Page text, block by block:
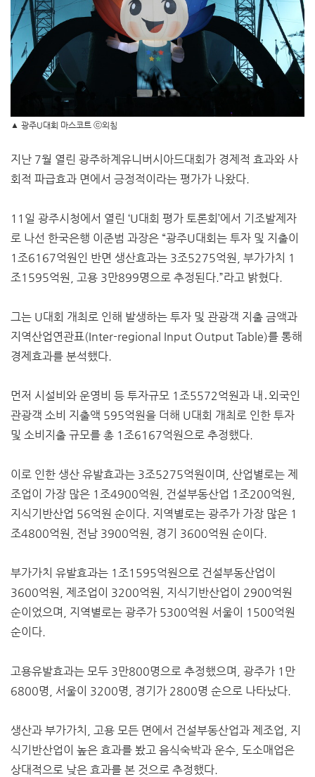
▲ 광주U대회 마스코트 ⓒ외침
지난 7월 열린 광주하계유니버시아드대회가 경제적 효과와 사
회적 파급효과 면에서 긍정적이라는 평가가 나왔다.
11일 광주시청에서 열린 ‘U대회 평가 토론회’에서 기조발제자
로 나선 한국은행 이준범 과장은 “광주U대회는 투자 및 지출이
1조6167억원인 반면 생산효과는 3조5275억원, 부가가치 1
조1595억원, 고용 3만899명으로 추정된다.”라고 밝혔다.
그는 U대회 개최로 인해 발생하는 투자 및 관광객 지출 금액과
지역산업연관표(Inter-regional Input Output Table)를 통해
경제효과를 분석했다.
먼저 시설비와 운영비 등 투자규모 1조5572억원과 내․외국인
관광객 소비 지출액 595억원을 더해 U대회 개최로 인한 투자
및 소비지출 규모를 총 1조6167억원으로 추정했다.
이로 인한 생산 유발효과는 3조5275억원이며, 산업별로는 제
조업이 가장 많은 1조4900억원, 건설부동산업 1조200억원,
지식기반산업 56억원 순이다. 지역별로는 광주가 가장 많은 1
조4800억원, 전남 3900억원, 경기 3600억원 순이다.
부가가치 유발효과는 1조1595억원으로 건설부동산업이
3600억원, 제조업이 3200억원, 지식기반산업이 2900억원
순이었으며, 지역별로는 광주가 5300억원 서울이 1500억원
순이다.
고용유발효과는 모두 3만800명으로 추정했으며, 광주가 1만
6800명, 서울이 3200명, 경기가 2800명 순으로 나타났다.
생산과 부가가치, 고용 모든 면에서 건설부동산업과 제조업, 지
식기반산업이 높은 효과를 봤고 음식숙박과 운수, 도소매업은
상대적으로 낮은 효과를 본 것으로 추정했다.